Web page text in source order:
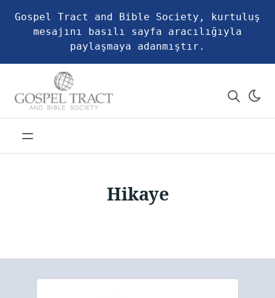
Gospel Tract and Bible Society, kurtuluş
mesajını basılı sayfa aracılığıyla
paylaşmaya adanmıştır.
Hikaye